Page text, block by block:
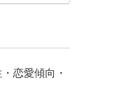
恋愛傾向・